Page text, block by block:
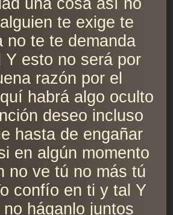
una cosa así no
te exige te
no te te demanda
Y esto no será por
razón por el
habrá algo oculto
deseo incluso
hasta de engañar
en algún momento
no ve tú no más tú
confío en ti y tal Y
háganlo juntos